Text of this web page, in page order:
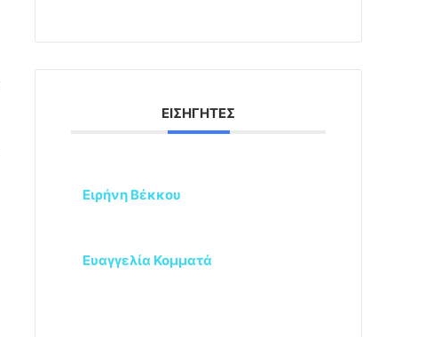
ΕΙΣΗΓΗΤΈΣ
Ειρήνη Βέκκου
Ευαγγελία Κομματά